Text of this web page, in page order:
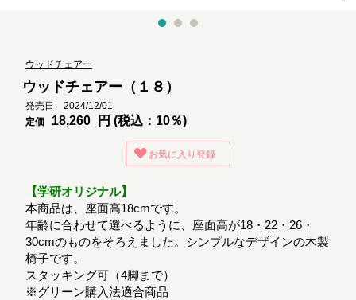
ウッドチェアー
ウッドチェアー（１８）
発売日 2024/12/01
定価
18,260 円 (税込：10％)
お気に入り登録
【学研オリジナル】
本商品は、座面高18cmです。
年齢に合わせて選べるように、座面高が18・22・26・
30cmのものをそろえました。シンプルなデザインの木製
椅子です。
スタッキング可（4脚まで）
※グリーン購入法適合商品